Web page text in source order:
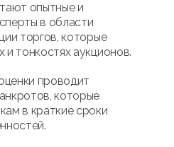
опытные и
в области
торгов, которые
тонкостях аукционов.
проводит
которые
в краткие сроки